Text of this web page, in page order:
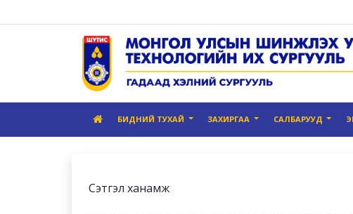
БИДНИЙ ТУХАЙ ЗАХИРГАА САЛБАРУУД
Сэтгэл ханамж